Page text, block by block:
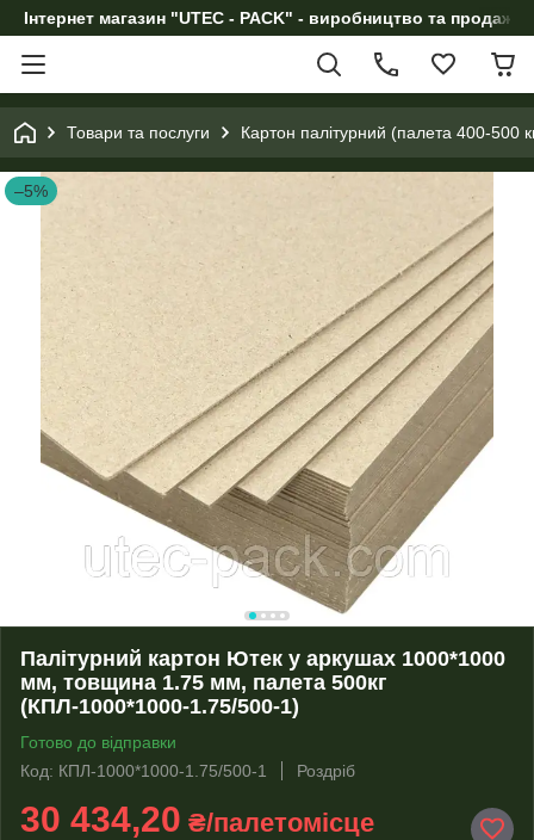
Інтернет магазин "UTEC - PACK" - виробництво та продаж
Товари та послуги Картон палітурний (палета 400-500
–5%
Палітурний картон Ютек у аркушах 1000*1000
мм, товщина 1.75 мм, палета 500кг
(КПЛ-1000*1000-1.75/500-1)
Готово до відправки
Код: КПЛ-1000*1000-1.75/500-1
Роздріб
30 434,20 ₴/палетомісце